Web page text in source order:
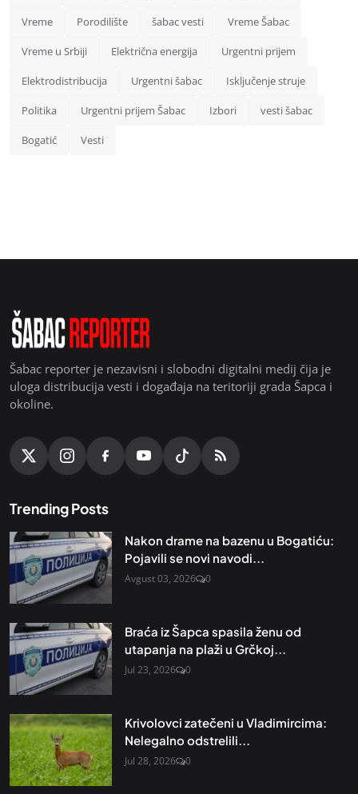
Vreme Porodilište šabac vesti Vreme Šabac
Vreme u Srbiji Električna energija Urgentni prijem
Elektrodistribucija Urgentni šabac Isključenje struje
Politika Urgentni prijem Šabac Izbori vesti šabac
Bogatić Vesti
Šabac reporter je nezavisni i slobodni digitalni medij čija je
uloga distribucija vesti i događaja na teritoriji grada Šapca i
okoline.
Trending Posts
Nakon drame na bazenu u Bogatiću:
Pojavili se novi navodi...
Avgust 03, 2026 0
Braća iz Šapca spasila ženu od
utapanja na plaži u Grčkoj...
Jul 23, 2026 0
Krivolovci zatečeni u Vladimircima:
Nelegalno odstrelili...
Jul 28, 2026 0